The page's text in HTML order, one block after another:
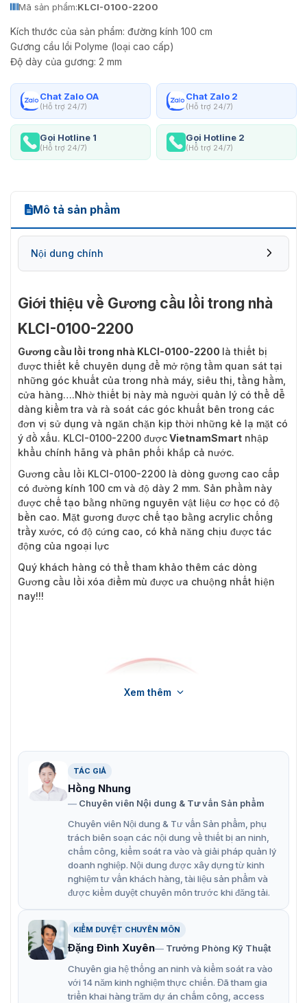
Mã sản phẩm:KLCI-0100-2200
Kích thước của sản phẩm: đường kính 100 cm
Gương cầu lồi Polyme (loại cao cấp)
Độ dày của gương: 2 mm
Chat Zalo OA
(Hỗ trợ 24/7)
Chat Zalo 2
(Hỗ trợ 24/7)
Gọi Hotline 1
(Hỗ trợ 24/7)
Gọi Hotline 2
(Hỗ trợ 24/7)
Mô tả sản phẩm
Nội dung chính
Các vật tư đi kèm cho sản phẩm
Giới thiệu về Gương cầu lồi trong nhà
KLCI-0100-2200
Gương cầu lồi trong nhà KLCI-0100-2200 là thiết bị
được thiết kế chuyên dụng để mở rộng tầm quan sát tại
những góc khuất của trong nhà máy, siêu thị, tầng hầm,
cửa hàng….Nhờ thiết bị này mà người quản lý có thể dễ
dàng kiểm tra và rà soát các góc khuất bên trong các
đơn vị sử dụng và ngăn chặn kịp thời những kẻ lạ mặt có
ý đồ xấu. KLCI-0100-2200 đượcVietnamSmart nhập
khẩu chính hãng và phân phối khắp cả nước.
Gương cầu lồi KLCI-0100-2200 là dòng gương cao cấp
có đường kính 100 cm và độ dày 2 mm. Sản phầm này
được chế tạo bằng những nguyên vật liệu cơ học có độ
bền cao. Mặt gương được chế tạo bằng acrylic chống
trầy xước, có độ cứng cao, có khả năng chịu được tác
động của ngoại lực
Quý khách hàng có thể tham khảo thêm các dòng
Gương cầu lồi xóa điểm mù được ưa chuộng nhất hiện
nay!!!
Tính năng của Gương cầu lồi trong nhà
KLCI-0100-2200
Mặt gương có độ đàn hồi cao, chống vỡ khi có sự tác
Xem thêm
TÁC GIẢ
Hồng Nhung
Chuyên viên Nội dung & Tư vấn Sản phẩm
Chuyên viên Nội dung & Tư vấn Sản phẩm, phụ
trách biên soạn các nội dung về thiết bị an ninh,
chấm công, kiểm soát ra vào và giải pháp quản lý
doanh nghiệp. Nội dung được xây dựng từ kinh
nghiệm tư vấn khách hàng, tài liệu sản phẩm và
được kiểm duyệt chuyên môn trước khi đăng tải.
KIỂM DUYỆT CHUYÊN MÔN
Đặng Đình Xuyên
Trưởng Phòng Kỹ Thuật
Chuyên gia hệ thống an ninh và kiểm soát ra vào
với 14 năm kinh nghiệm thực chiến. Đã tham gia
triển khai hàng trăm dự án chấm công, access